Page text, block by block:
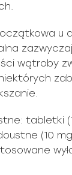
u
wątroby
tabletki
(10